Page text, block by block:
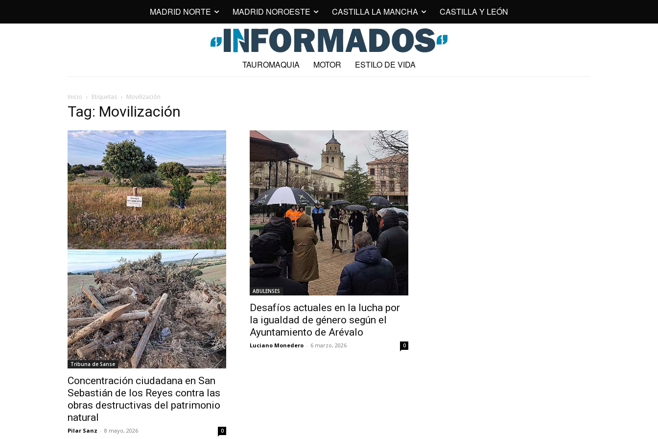
MADRID NORTE MADRID NOROESTE CASTILLA LA MANCHA CASTILLA Y LEÓN
TAUROMAQUIA MOTOR ESTILO DE VIDA
Inicio Etiquetas Movilización
Tag: Movilización
Tribuna de Sanse
Concentración ciudadana en San
Sebastián de los Reyes contra las
obras destructivas del patrimonio
natural
Pilar Sanz - 8 mayo, 2026 0
ABULENSES
Desafíos actuales en la lucha por
la igualdad de género según el
Ayuntamiento de Arévalo
Luciano Monedero - 6 marzo, 2026 0